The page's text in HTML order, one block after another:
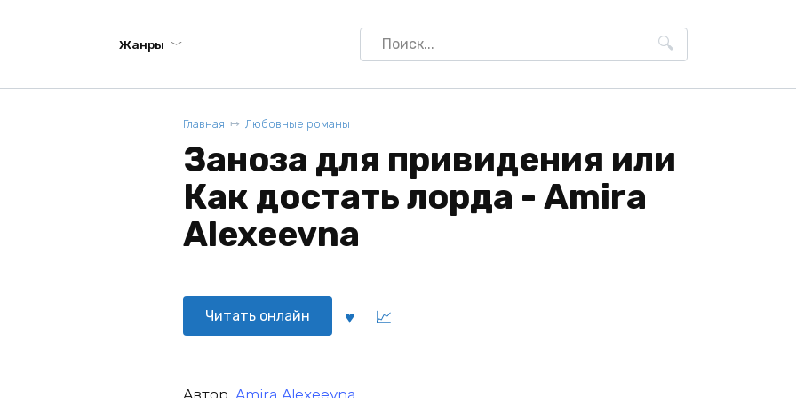
Жанры
Search
for:
Главная Любовные романы
Заноза для привидения или
Как достать лорда - Amira
Alexeevna
Читать онлайн
Автор: Amira Alexeevna